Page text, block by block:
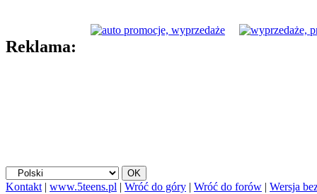
Reklama:
Kontakt | www.5teens.pl | Wróć do góry | Wróć do forów | Wersja